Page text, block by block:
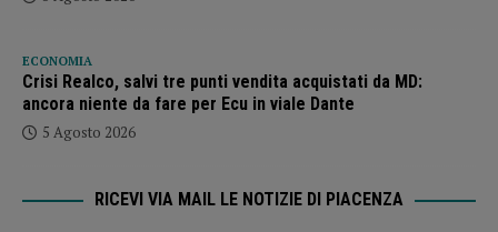
ECONOMIA
Crisi Realco, salvi tre punti vendita acquistati da MD:
ancora niente da fare per Ecu in viale Dante
5 Agosto 2026
RICEVI VIA MAIL LE NOTIZIE DI PIACENZA